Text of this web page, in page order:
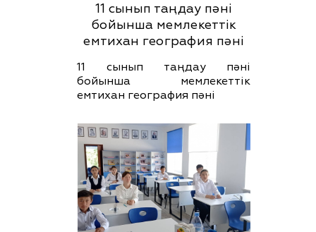
11 сынып таңдау пәні
бойынша мемлекеттік
емтихан география пәні
11 сынып таңдау пәні
бойынша мемлекеттік
емтихан география пәні